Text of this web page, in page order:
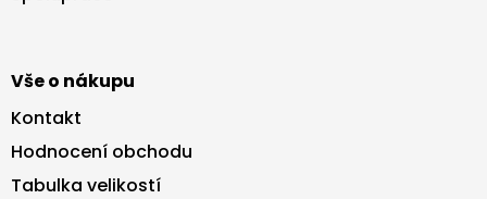
Vše o nákupu
Kontakt
Hodnocení obchodu
Tabulka velikostí